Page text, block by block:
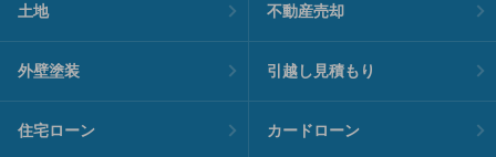
土地 不動産売却
外壁塗装 引越し見積もり
住宅ローン カードローン